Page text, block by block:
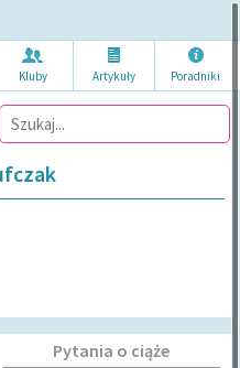
Kluby Artykuły Poradniki
Pytania o ciąże